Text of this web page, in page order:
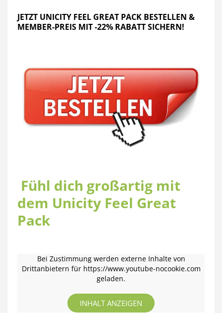
JETZT UNICITY FEEL GREAT PACK BESTELLEN &
MEMBER-PREIS MIT -22% RABATT SICHERN!
Fühl dich großartig mit
dem Unicity Feel Great
Pack
Bei Zustimmung werden externe Inhalte von
Drittanbietern für https://www.youtube-nocookie.com
geladen.
INHALT ANZEIGEN